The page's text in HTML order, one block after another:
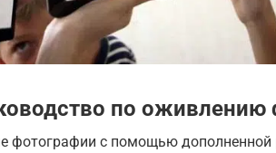
по оживлению
фотографии с помощью дополненной